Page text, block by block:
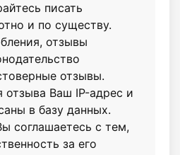
писать
и по существу.
отзывы
отзывы.
отзыва Ваш IP-адрес и
в базу данных.
соглашаетесь с тем,
за его